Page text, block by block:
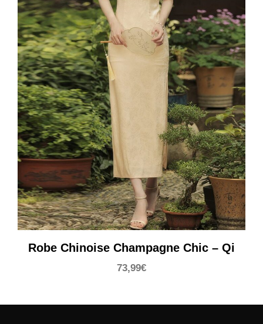
Robe Chinoise Champagne Chic – Qi
73,99€